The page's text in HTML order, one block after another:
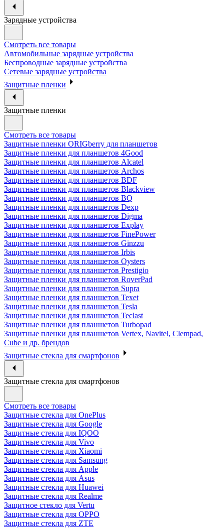
Зарядные устройства
Смотреть все товары
Автомобильные зарядные устройства
Беспроводные зарядные устройства
Сетевые зарядные устройства
Защитные пленки
Защитные пленки
Смотреть все товары
Защитные пленки ORIGberry для планшетов
Защитные пленки для планшетов 4Good
Защитные пленки для планшетов Alcatel
Защитные пленки для планшетов Archos
Защитные пленки для планшетов BDF
Защитные пленки для планшетов Blackview
Защитные пленки для планшетов BQ
Защитные пленки для планшетов Dexp
Защитные пленки для планшетов Digma
Защитные пленки для планшетов Explay
Защитные пленки для планшетов FinePower
Защитные пленки для планшетов Ginzzu
Защитные пленки для планшетов Irbis
Защитные пленки для планшетов Oysters
Защитные пленки для планшетов Prestigio
Защитные пленки для планшетов RoverPad
Защитные пленки для планшетов Supra
Защитные пленки для планшетов Texet
Защитные пленки для планшетов Tesla
Защитные пленки для планшетов Teclast
Защитные пленки для планшетов Turbopad
Защитные пленки для планшетов Vertex, Navitel, Clempad,
Cube и др. брендов
Защитные стекла для смартфонов
Защитные стекла для смартфонов
Смотреть все товары
Защитные стекла для OnePlus
Защитные стекла для Google
Защитные стекла для IQOO
Защитные стекла для Vivo
Защитные стекла для Xiaomi
Защитные стекла для Samsung
Защитные стекла для Apple
Защитные стекла для Asus
Защитные стекла для Huawei
Защитные стекла для Realme
Защитное стекло для Vertu
Защитные стекла для OPPO
Защитные стекла для ZTE